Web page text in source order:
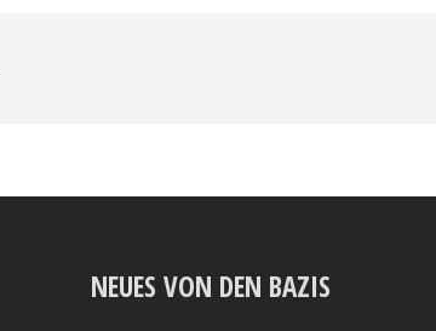
NEUES VON DEN BAZIS